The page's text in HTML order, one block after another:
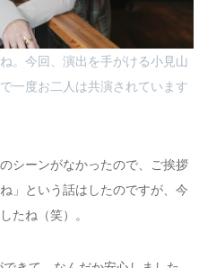
今回、演出を手がける小見山
一度お二人は共演されています
シーンがなかったので、ご挨拶
」という話はしたのですが、今
たね（笑）。